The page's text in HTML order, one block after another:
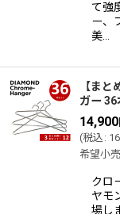
て強
ー、
美…
【ま
ガー 36
14,900
(税込 :
希望小
クロ
ヤモ
場し